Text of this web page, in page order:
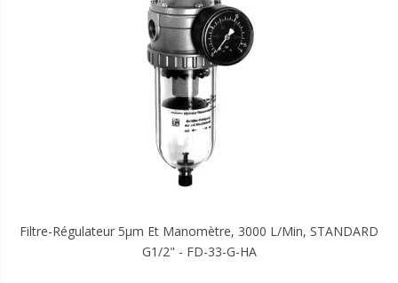
Filtre-Régulateur 5µm Et Manomètre, 3000 L/min, STANDARD
G1/2" - FD-33-G-HA